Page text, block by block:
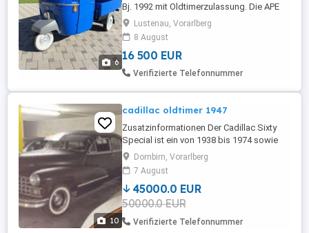
6
Bj. 1992 mit Oldtimerzulassung. Die APE
besteht fast komplett aus Neuteilen. Der
Motor wurde neu aufgebaut. Kabine und
Pritsche sandgestrahlt, speziell grundiert
und neu lackiert in Signalblau (RAL 5005).
Umfangreiche Dokumentation mit
Lustenau, Vorarlberg
8 August
16 500 EUR
Verifizierte Telefonnummer
10
cadillac oldtimer 1947
Zusatzinformationen Der Cadillac Sixty
Special ist ein von 1938 bis 1974 sowie
von 1986 bis 1993 produziertes Pkw-
Modell der zum General Motors-Konzern
gehörenden US- amerikanischen
Fahrzeugmarke Cadillac. Nach
Wiederaufnahme der zivilen Produktion im
Mai 1946 blieb der Sixty Special (nun mit
der inoffiziellen Zusatzbezeichnung ...
Dornbirn, Vorarlberg
7 August
45000.0 EUR
50000.0 EUR
Verifizierte Telefonnummer